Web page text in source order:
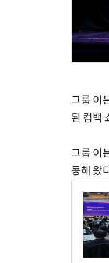
그룹 이
된 컴백
그룹 이
동해 왔